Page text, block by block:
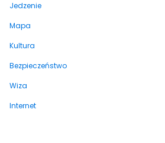
Jedzenie
Mapa
Kultura
Bezpieczeństwo
Wiza
Internet